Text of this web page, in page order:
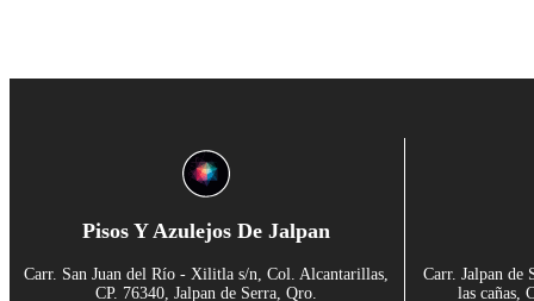
Pisos Y Azulejos De Jalpan
Carr. San Juan del Río - Xilitla s/n, Col. Alcantarillas,
CP. 76340, Jalpan de Serra, Qro.
Carr. Jalpan de
las cañas,